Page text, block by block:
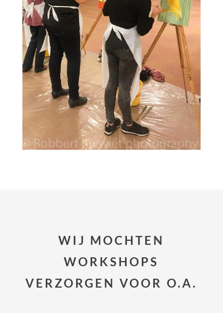
WIJ MOCHTEN
WORKSHOPS
VERZORGEN VOOR O.A.